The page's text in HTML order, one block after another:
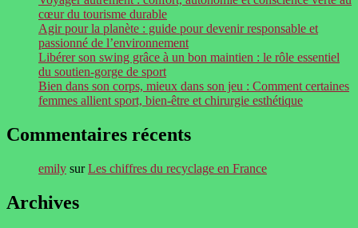
cœur du tourisme durable
Agir pour la planète : guide pour devenir responsable et
passionné de l’environnement
Libérer son swing grâce à un bon maintien : le rôle essentiel
du soutien-gorge de sport
Bien dans son corps, mieux dans son jeu : Comment certaines
femmes allient sport, bien-être et chirurgie esthétique
Commentaires récents
emily surLes chiffres du recyclage en France
Archives